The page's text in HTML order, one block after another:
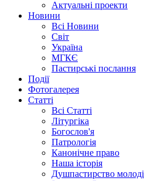
Актуальні проекти
Новини
Всі Новини
Світ
Україна
МГКЄ
Пастирські послання
Події
Фотогалерея
Статті
Всі Статті
Літургіка
Богослов'я
Патрологія
Канонічне право
Наша історія
Душпастирство молоді